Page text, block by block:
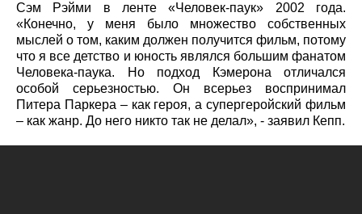
Сэм Рэйми в ленте «Человек-паук» 2002 года.
«Конечно, у меня было множество собственных
мыслей о том, каким должен получится фильм, потому
что я все детство и юность являлся большим фанатом
Человека-паука. Но подход Кэмерона отличался
особой серьезностью. Он всерьез воспринимал
Питера Паркера – как героя, а супергеройский фильм
– как жанр. До него никто так не делал», - заявил Кепп.